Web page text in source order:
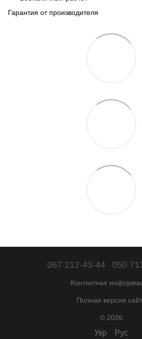
Гарантия от производителя
067 212-43-44 050
Контактная
Полная версия
© 2026
Укр Рус